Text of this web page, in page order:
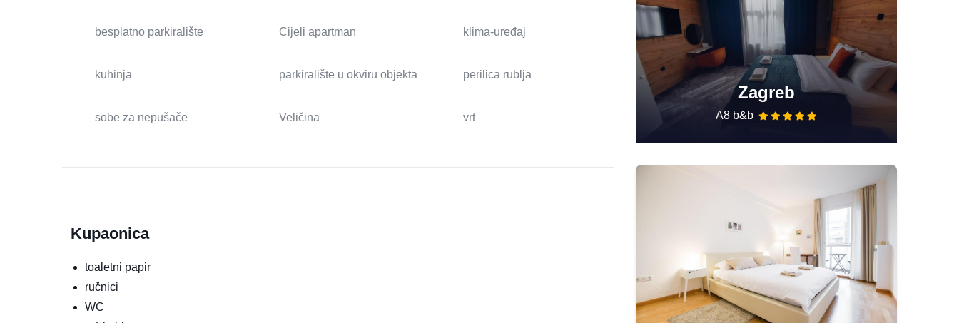
besplatno parkiralište Cijeli apartman klima-uređaj
kuhinja parkiralište u okviru objekta perilica rublja
sobe za nepušače Veličina vrt
Kupaonica
toaletni papir
ručnici
WC
Zagreb
A8 b&b